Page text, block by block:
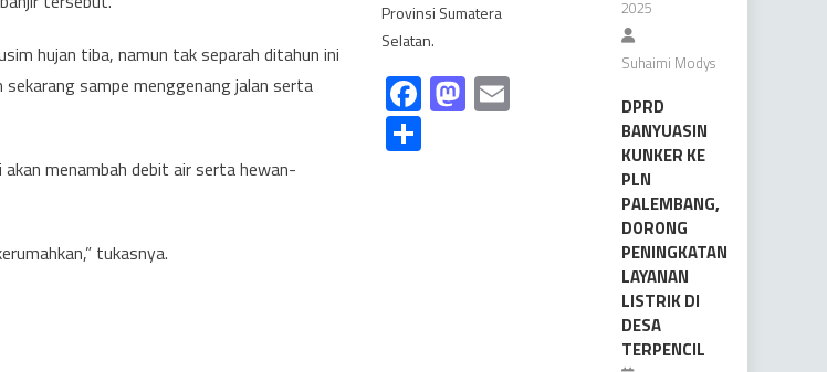
hujan tiba, namun tak separah ditahun ini
sampe menggenang jalan serta
menambah debit air serta hewan-
tukasnya.
Provinsi Sumatera
Selatan.
Facebook
Mastodon
2025
Suhaimi Modys
DPRD
BANYUASIN
KUNKER KE
PLN
PALEMBANG,
DORONG
PENINGKATAN
LAYANAN
LISTRIK DI
DESA
TERPENCIL